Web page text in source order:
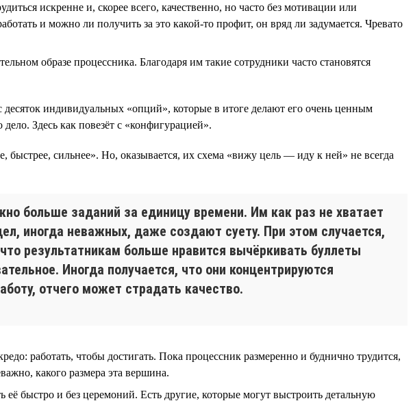
искренне и, скорее всего, качественно, но часто без мотивации или
и можно ли получить за это какой-то профит, он вряд ли задумается. Чревато
образе процессника. Благодаря им такие сотрудники часто становятся
индивидуальных «опций», которые в итоге делают его очень ценным
Здесь как повезёт с «конфигурацией».
быстрее, сильнее». Но, оказывается, их схема «вижу цель — иду к ней» не всегда
больше заданий за единицу времени. Им как раз не хватает
иногда неважных, даже создают суету. При этом случается,
результатникам больше нравится вычёркивать буллеты
Иногда получается, что они концентрируются
отчего может страдать качество.
работать, чтобы достигать. Пока процессник размеренно и буднично трудится,
какого размера эта вершина.
быстро и без церемоний. Есть другие, которые могут выстроить детальную